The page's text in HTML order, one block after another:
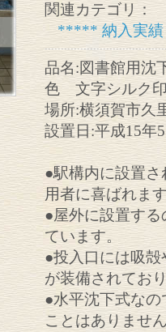
関連カテゴリ：
***** 納入実
品名:図書館用沈
色 文字シルク
場所:横須賀市
設置日:平成15年
●駅構内に設置
用者に喜ばれま
●屋外に設置す
ています。
●投入口には吸
が装備されてお
●水平沈下式な
ことはありませ